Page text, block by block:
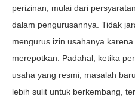
perizinan, mulai dari
dalam pengurusannya. Tidak
mengurus izin usahanya
merepotkan. Padahal, ketika
usaha yang resmi, masalah
lebih sulit untuk berkembang,